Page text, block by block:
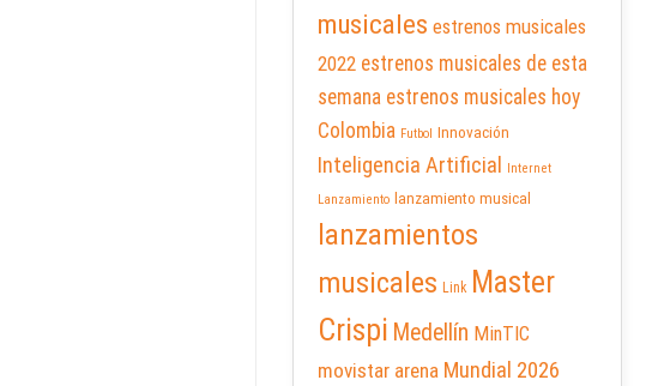
musicales estrenos musicales
2022 estrenos musicales de esta
semana estrenos musicales hoy
Colombia Futbol Innovación
Inteligencia Artificial
Internet
Lanzamiento
lanzamiento musical
lanzamientos
musicales Link Master
Crispi Medellín MinTIC
movistar arena Mundial 2026